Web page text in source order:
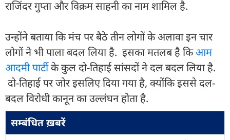
राजिंदर गुप्ता और विक्रम साहनी का नाम शामिल है.
उन्होंने बताया कि मंच पर बैठे तीन लोगों के अलावा इन चार
लोगों ने भी पाला बदल लिया है. इसका मतलब है किआम
आदमी पार्टीके कुल दो-तिहाई सांसदों ने दल बदल लिया है.
दो-तिहाई पर जोर इसलिए दिया गया है, क्योंकि इससे दल-
बदल विरोधी कानून का उल्लंघन होता है.
सम्बंधित ख़बरें